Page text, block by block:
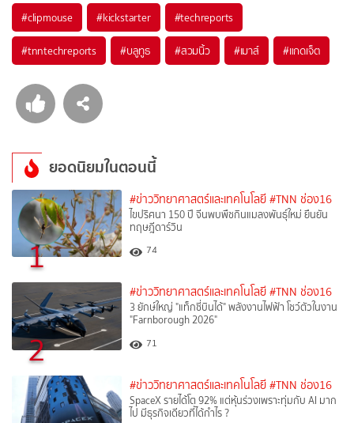
#clipmouse #kickstarter #techreports
#tnntechreports #บลูทูธ #สวมนิ้ว #เมาส์ #แกดเจ็ต
ยอดนิยมในตอนนี้
1
#ข่าววิทยาศาสตร์และเทคโนโลยี #TNN ช่อง16
ไขปริศนา 150 ปี จีนพบพืชกินแมลงพันธุ์ใหม่ ยืนยัน
ทฤษฎีดาร์วิน
74
2
#ข่าววิทยาศาสตร์และเทคโนโลยี #TNN ช่อง16
3 ยักษ์ใหญ่ "แท็กซี่บินได้" พลังงานไฟฟ้า โชว์ตัวในงาน
"Farnborough 2026"
71
#ข่าววิทยาศาสตร์และเทคโนโลยี #TNN ช่อง16
SpaceX รายได้โต 92% แต่หุ้นร่วงเพราะทุ่มกับ AI มาก
ไป มีธุรกิจเดียวที่ได้กำไร ?